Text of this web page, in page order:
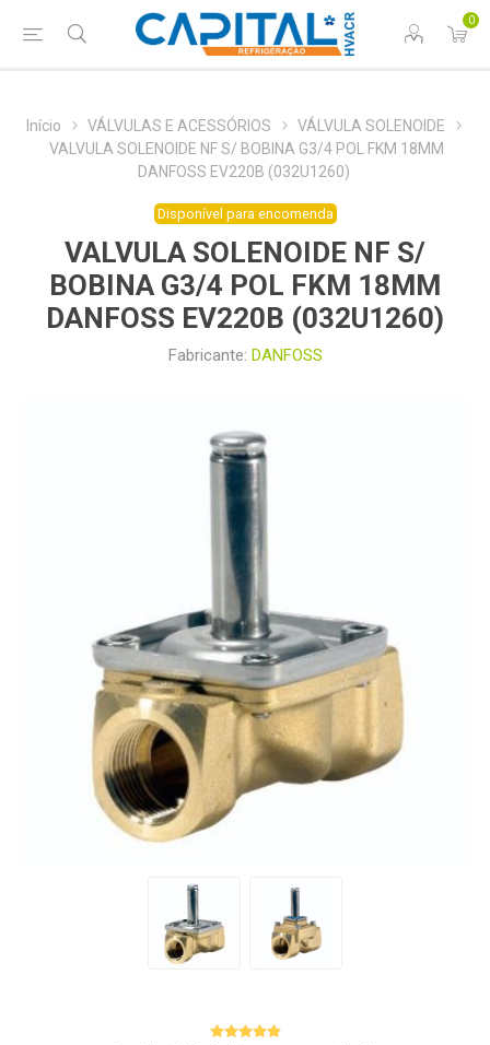
0
Início VÁLVULAS E ACESSÓRIOS
VÁLVULA SOLENOIDE
VALVULA SOLENOIDE NF S/ BOBINA G3/4 POL FKM 18MM
DANFOSS EV220B (032U1260)
Disponível para encomenda
VALVULA SOLENOIDE NF S/
BOBINA G3/4 POL FKM 18MM
DANFOSS EV220B (032U1260)
Fabricante: DANFOSS